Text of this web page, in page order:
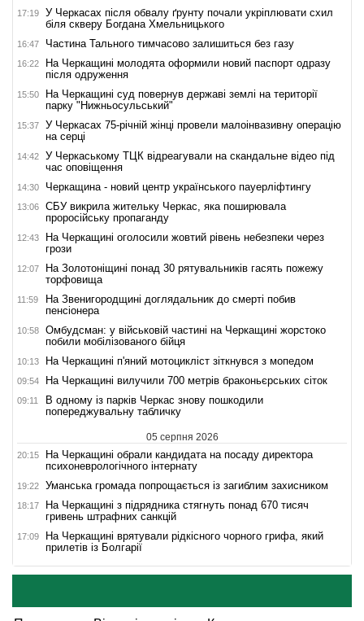
17:19
У Черкасах після обвалу ґрунту почали укріплювати схил
біля скверу Богдана Хмельницького
16:47 Частина Тального тимчасово залишиться без газу
16:22
На Черкащині молодята оформили новий паспорт одразу
після одруження
15:50
На Черкащині суд повернув державі землі на території
парку "Нижньосульський"
15:37
У Черкасах 75-річній жінці провели малоінвазивну операцію
на серці
14:42
У Черкаському ТЦК відреагували на скандальне відео під
час оповіщення
14:30 Черкащина - новий центр українського пауерліфтингу
13:06
СБУ викрила жительку Черкас, яка поширювала
проросійську пропаганду
12:43
На Черкащині оголосили жовтий рівень небезпеки через
грози
12:07
На Золотоніщині понад 30 рятувальників гасять пожежу
торфовища
11:59
На Звенигородщині доглядальник до смерті побив
пенсіонера
10:58
Омбудсман: у військовій частині на Черкащині жорстоко
побили мобілізованого бійця
10:13 На Черкащині п'яний мотоцикліст зіткнувся з мопедом
09:54 На Черкащині вилучили 700 метрів браконьєрських сіток
09:11
В одному із парків Черкас знову пошкодили
попереджувальну табличку
05 серпня 2026
20:15
На Черкащині обрали кандидата на посаду директора
психоневрологічного інтернату
19:22 Уманська громада попрощається із загиблим захисником
18:17
На Черкащині з підрядника стягнуть понад 670 тисяч
гривень штрафних санкцій
17:09
На Черкащині врятували рідкісного чорного грифа, який
прилетів із Болгарії